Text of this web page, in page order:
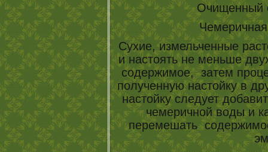
Очищенный
Сухие, измельченные
и настоять не меньше
содержимое, затем
полученную настойку в
настойку следует
чемеричной воды и
перемешать